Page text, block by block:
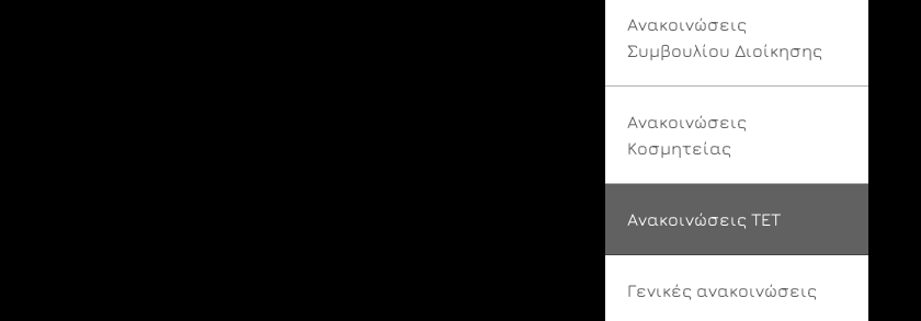
Ανακοινώσεις
Συμβουλίου Διοίκησης
Ανακοινώσεις
Κοσμητείας
Ανακοινώσεις ΤΕΤ
Γενικές ανακοινώσεις